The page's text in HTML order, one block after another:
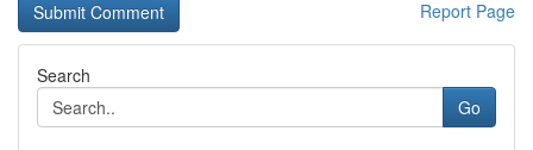
Report Page
Search
Go